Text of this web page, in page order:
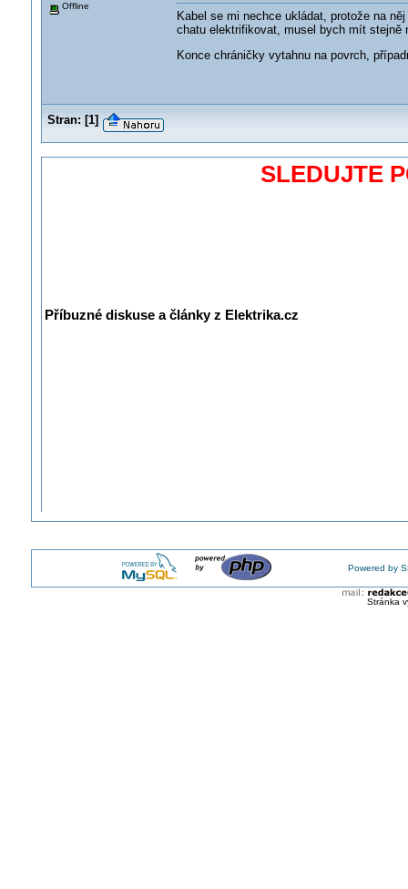
Offline
Kabel se mi nechce ukládat, protože na
chatu elektrifikovat, musel bych mít stejně
Konce chráničky vytahnu na povrch,
Stran: [1]
SLEDUJTE
Příbuzné diskuse a články z Elektrika.cz
Powered by
Stránka